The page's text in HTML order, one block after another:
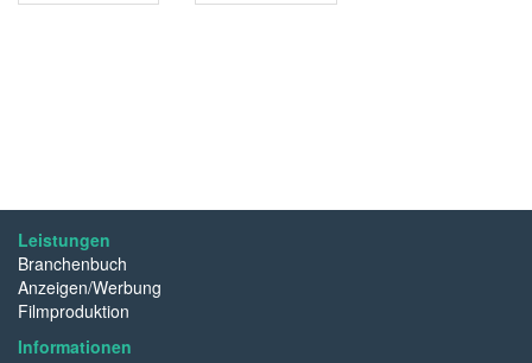
Leistungen
Branchenbuch
Anzeigen/Werbung
Filmproduktion
Informationen